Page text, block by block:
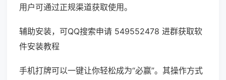
用户可通过正规渠道获取使用。
辅助安装，可QQ搜索申请 549552478 进群获取软
件安装教程
手机打牌可以一键让你轻松成为“必赢”。其操作方式